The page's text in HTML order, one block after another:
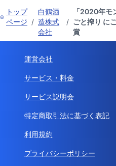
トップ
ページ /
白鶴酒
造株式
会社
/
「2020年モ
ごと搾り に
賞
運営会社
サービス・料金
サービス説明会
特定商取引法に基づく表記
利用規約
プライバシーポリシー